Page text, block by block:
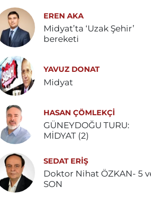
EREN AKA
Midyat’ta ‘Uzak Şehir’
bereketi
YAVUZ DONAT
Midyat
HASAN ÇÖMLEKÇİ
GÜNEYDOĞU TURU:
MİDYAT (2)
SEDAT ERİŞ
Doktor Nihat ÖZKAN- 5 ve
SON